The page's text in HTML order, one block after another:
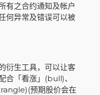
有之合约通知及帐户
何异常及错误可以被
衍生工具，可以让客
合「看涨」(bull)、
预期股价会在